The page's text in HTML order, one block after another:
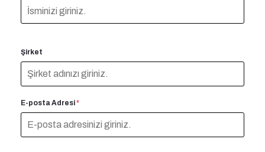
Şirket
E-posta Adresi*